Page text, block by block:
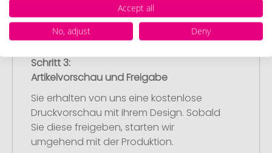
Schritt 3:
Artikelvorschau und Freigabe
Sie erhalten von uns eine kostenlose
Druckvorschau mit Ihrem Design. Sobald
Sie diese freigeben, starten wir
umgehend mit der Produktion.
Accept all
No, adjust
Deny